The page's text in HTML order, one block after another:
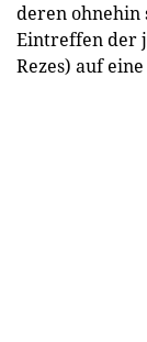
deren ohnehin
Eintreffen der
Rezes) auf